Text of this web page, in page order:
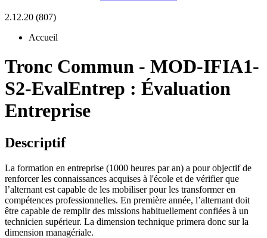
2.12.20 (807)
Accueil
Tronc Commun - MOD-IFIA1-
S2-EvalEntrep : Évaluation
Entreprise
Descriptif
La formation en entreprise (1000 heures par an) a pour objectif de
renforcer les connaissances acquises à l'école et de vérifier que
l’alternant est capable de les mobiliser pour les transformer en
compétences professionnelles. En première année, l’alternant doit
être capable de remplir des missions habituellement confiées à un
technicien supérieur. La dimension technique primera donc sur la
dimension managériale.